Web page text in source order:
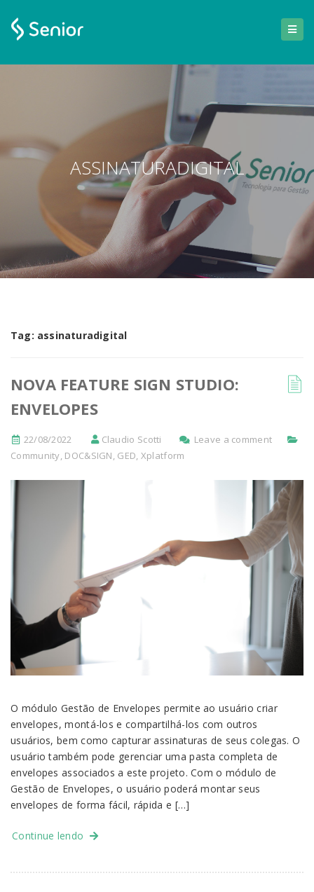
ASSINATURADIGITAL
Tag: assinaturadigital
NOVA FEATURE SIGN STUDIO:
ENVELOPES
22/08/2022 Claudio Scotti
Leave a comment
Community, DOC&SIGN, GED, Xplatform
O módulo Gestão de Envelopes permite ao usuário criar
envelopes, montá-los e compartilhá-los com outros
usuários, bem como capturar assinaturas de seus colegas. O
usuário também pode gerenciar uma pasta completa de
envelopes associados a este projeto. Com o módulo de
Gestão de Envelopes, o usuário poderá montar seus
envelopes de forma fácil, rápida e […]
Continue lendo